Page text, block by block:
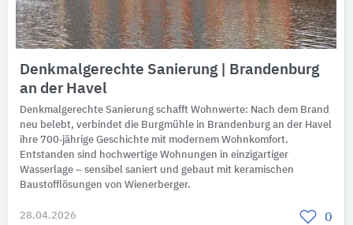
Denkmalgerechte Sanierung | Brandenburg
an der Havel
Denkmalgerechte Sanierung schafft Wohnwerte: Nach dem Brand
neu belebt, verbindet die Burgmühle in Brandenburg an der Havel
ihre 700‑jährige Geschichte mit modernem Wohnkomfort.
Entstanden sind hochwertige Wohnungen in einzigartiger
Wasserlage – sensibel saniert und gebaut mit keramischen
Baustofflösungen von Wienerberger.
28.04.2026 0